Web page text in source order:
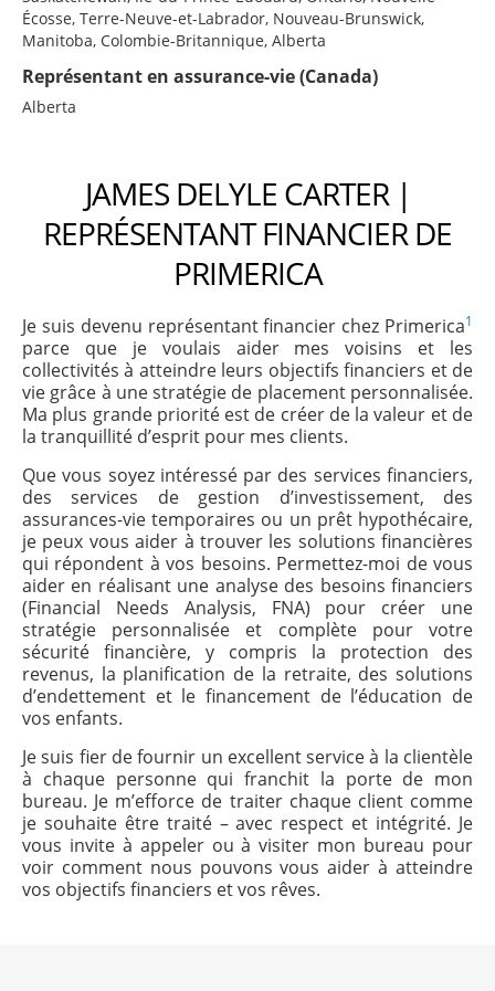
Écosse, Terre-Neuve-et-Labrador, Nouveau-Brunswick,
Manitoba, Colombie-Britannique, Alberta
Représentant en assurance-vie (Canada)
Alberta
JAMES DELYLE CARTER |
REPRÉSENTANT FINANCIER DE
PRIMERICA
Je suis devenu représentant financier chez Primerica1
parce que je voulais aider mes voisins et les
collectivités à atteindre leurs objectifs financiers et de
vie grâce à une stratégie de placement personnalisée.
Ma plus grande priorité est de créer de la valeur et de
la tranquillité d’esprit pour mes clients.
Que vous soyez intéressé par des services financiers,
des services de gestion d’investissement, des
assurances-vie temporaires ou un prêt hypothécaire,
je peux vous aider à trouver les solutions financières
qui répondent à vos besoins. Permettez-moi de vous
aider en réalisant une analyse des besoins financiers
(Financial Needs Analysis, FNA) pour créer une
stratégie personnalisée et complète pour votre
sécurité financière, y compris la protection des
revenus, la planification de la retraite, des solutions
d’endettement et le financement de l’éducation de
vos enfants.
Je suis fier de fournir un excellent service à la clientèle
à chaque personne qui franchit la porte de mon
bureau. Je m’efforce de traiter chaque client comme
je souhaite être traité – avec respect et intégrité. Je
vous invite à appeler ou à visiter mon bureau pour
voir comment nous pouvons vous aider à atteindre
vos objectifs financiers et vos rêves.